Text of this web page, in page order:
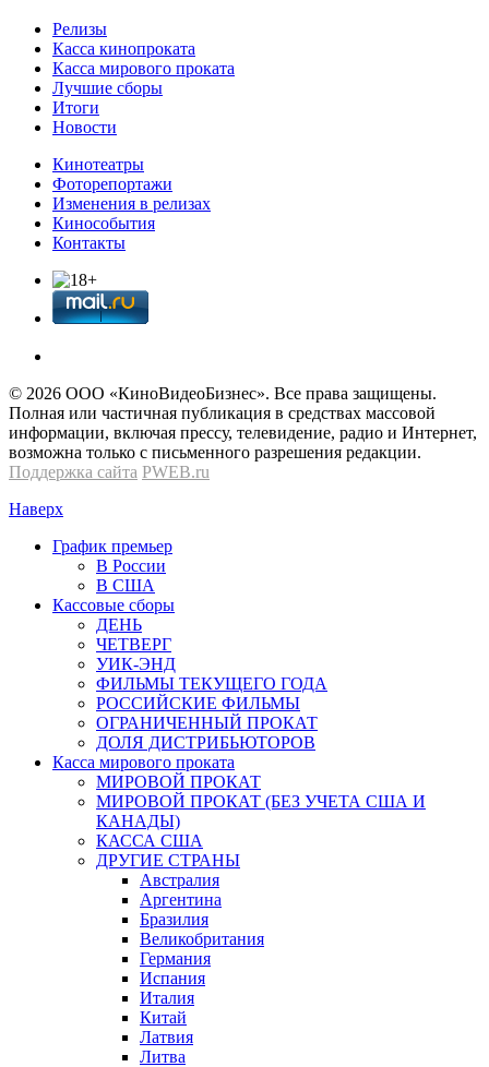
Релизы
Касса кинопроката
Касса мирового проката
Лучшие сборы
Итоги
Новости
Кинотеатры
Фоторепортажи
Изменения в релизах
Кинособытия
Контакты
© 2026 OOО «КиноВидеоБизнес». Все права защищены.
Полная или частичная публикация в средствах массовой
информации, включая прессу, телевидение, радио и Интернет,
возможна только с письменного разрешения редакции.
Поддержка сайта PWEB.ru
Наверх
График премьер
В России
В США
Кассовые сборы
ДЕНЬ
ЧЕТВЕРГ
УИК-ЭНД
ФИЛЬМЫ ТЕКУЩЕГО ГОДА
РОССИЙСКИЕ ФИЛЬМЫ
ОГРАНИЧЕННЫЙ ПРОКАТ
ДОЛЯ ДИСТРИБЬЮТОРОВ
Касса мирового проката
МИРОВОЙ ПРОКАТ
МИРОВОЙ ПРОКАТ (БЕЗ УЧЕТА США И
КАНАДЫ)
КАССА США
ДРУГИЕ СТРАНЫ
Австралия
Аргентина
Бразилия
Великобритания
Германия
Испания
Италия
Китай
Латвия
Литва